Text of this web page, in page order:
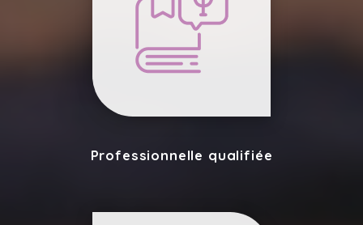
Professionnelle qualifiée